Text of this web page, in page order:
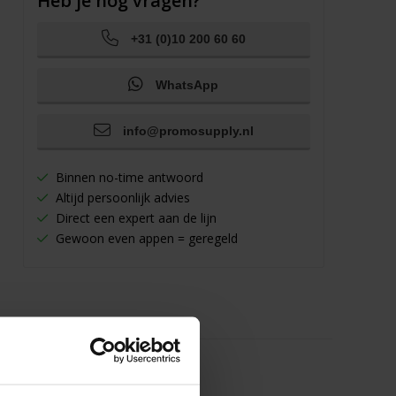
+31 (0)10 200 60 60
WhatsApp
info@promosupply.nl
Binnen no-time antwoord
Altijd persoonlijk advies
Direct een expert aan de lijn
Gewoon even appen = geregeld